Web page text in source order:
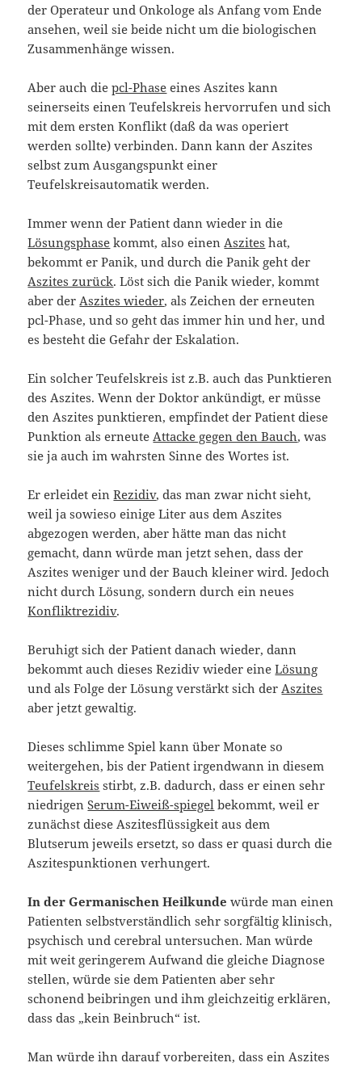
der Operateur und Onkologe als Anfang vom Ende
ansehen, weil sie beide nicht um die biologischen
Zusammenhänge wissen.
Aber auch diepcl-Phase eines Aszites kann
seinerseits einen Teufelskreis hervorrufen und sich
mit dem ersten Konflikt (daß da was operiert
werden sollte) verbinden. Dann kann der Aszites
selbst zum Ausgangspunkt einer
Teufelskreisautomatik werden.
Immer wenn der Patient dann wieder in die
Lösungsphase kommt, also einenAszites hat,
bekommt er Panik, und durch die Panik geht der
Aszites zurück. Löst sich die Panik wieder, kommt
aber derAszites wieder, als Zeichen der erneuten
pcl-Phase, und so geht das immer hin und her, und
es besteht die Gefahr der Eskalation.
Ein solcher Teufelskreis ist z.B. auch das Punktieren
des Aszites. Wenn der Doktor ankündigt, er müsse
den Aszites punktieren, empfindet der Patient diese
Punktion als erneuteAttacke gegen den Bauch, was
sie ja auch im wahrsten Sinne des Wortes ist.
Er erleidet einRezidiv, das man zwar nicht sieht,
weil ja sowieso einige Liter aus dem Aszites
abgezogen werden, aber hätte man das nicht
gemacht, dann würde man jetzt sehen, dass der
Aszites weniger und der Bauch kleiner wird. Jedoch
nicht durch Lösung, sondern durch ein neues
Konfliktrezidiv.
Beruhigt sich der Patient danach wieder, dann
bekommt auch dieses Rezidiv wieder eineLösung
und als Folge der Lösung verstärkt sich derAszites
aber jetzt gewaltig.
Dieses schlimme Spiel kann über Monate so
weitergehen, bis der Patient irgendwann in diesem
Teufelskreis stirbt, z.B. dadurch, dass er einen sehr
niedrigenSerum-Eiweiß-spiegel bekommt, weil er
zunächst diese Aszitesflüssigkeit aus dem
Blutserum jeweils ersetzt, so dass er quasi durch die
Aszitespunktionen verhungert.
In der Germanischen Heilkunde würde man einen
Patienten selbstverständlich sehr sorgfältig klinisch,
psychisch und cerebral untersuchen. Man würde
mit weit geringerem Aufwand die gleiche Diagnose
stellen, würde sie dem Patienten aber sehr
schonend beibringen und ihm gleichzeitig erklären,
dass das „kein Beinbruch“ ist.
Man würde ihn darauf vorbereiten, dass ein Aszites